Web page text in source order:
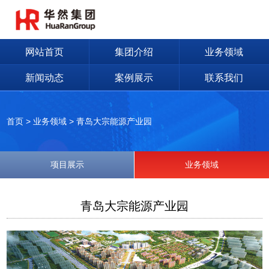
网站首页 集团介绍 业务领域
新闻动态 案例展示 联系我们
首页 > 业务领域 >青岛大宗能源产业园
项目展示 业务领域
青岛大宗能源产业园